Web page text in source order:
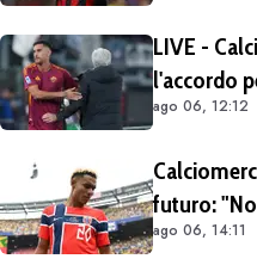
LIVE -
l'accordo
ago 06, 12:12
futuro:
Lipsia".
ago 06, 14:11